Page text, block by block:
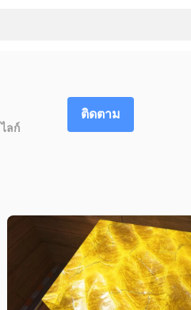
ไลก์
ติดตาม